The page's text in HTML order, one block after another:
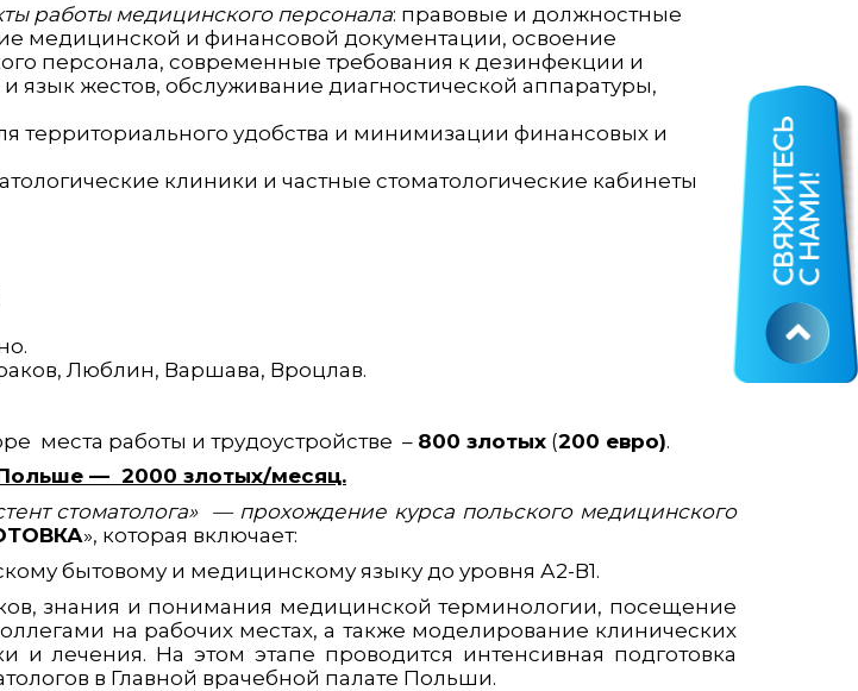
работы медицинского персонала: правовые и должностные
медицинской и финансовой документации, освоение
персонала, современные требования к дезинфекции и
язык жестов, обслуживание диагностической аппаратуры,
территориального удобства и минимизации финансовых и
клиники и частные стоматологические кабинеты
Люблин, Варшава, Вроцлав.
места работы и трудоустройстве – 800 злотых (200 евро).
Польше — 2000 злотых/месяц.
стоматолога» — прохождение курса польского медицинского
», которая включает:
бытовому и медицинскому языку до уровня А2-В1.
знания и понимания медицинской терминологии, посещение
на рабочих местах, а также моделирование клинических
и лечения. На этом этапе проводится интенсивная подготовка
в Главной врачебной палате Польши.